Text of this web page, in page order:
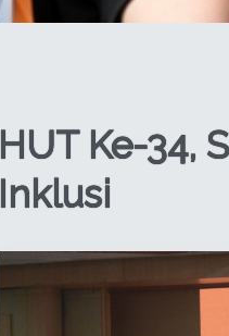
HUT Ke-34,
Inklusi